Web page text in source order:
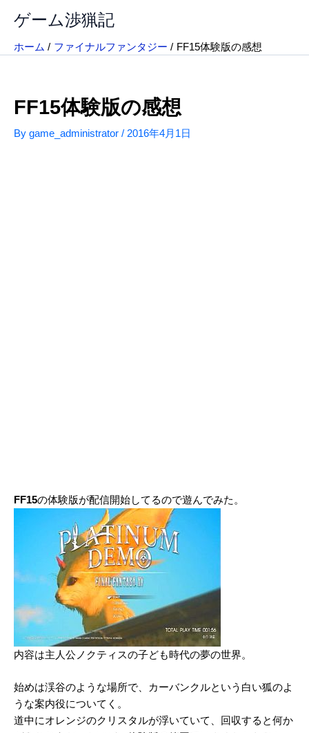
ス
ゲーム渉猟記
ホーム ファイナルファンタジー FF15体験版の感想
FF15体験版の感想
By game_administrator / 2016年4月1日
FF15の体験版が配信開始してるので遊んでみた。
内容は主人公ノクティスの子ども時代の夢の世界。
始めは渓谷のような場所で、カーバンクルという白い狐のよ
うな案内役についてく。
道中にオレンジのクリスタルが浮いていて、回収すると何か